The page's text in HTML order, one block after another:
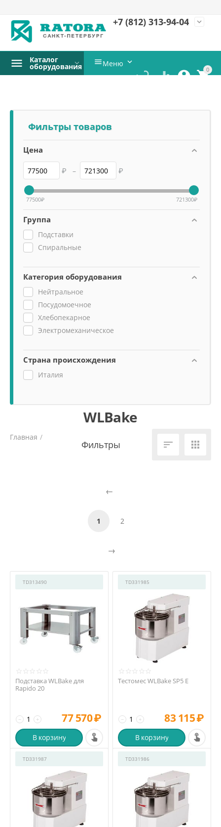
+7 (812) 313-94-04 expand_more
0


 
Каталог
оборудования Меню 
Фильтры товаров
Цена
₽ – ₽
77500₽ 721300₽
Группа
Подставки
Спиральные
Категория оборудования
Нейтральное
Посудомоечное
Хлебопекарное
Электромеханическое
Страна происхождения
Италия
WLBake
Главная /
1 2
 
TD313490
Подставка WLBake для
Rapido 20
+
− 77 570₽
В корзину
TD331985
Тестомес WLBake SP5 E
+
− 83 115₽
В корзину
TD331987 TD331986